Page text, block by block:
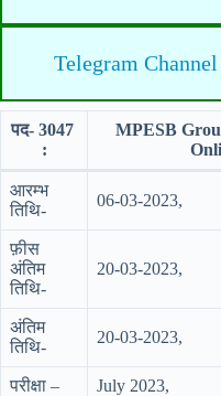
Telegram Channel
पद- 3047
:
MPESB
आरम्भ
तिथि-
06-03-2023,
फ़ीस
अंतिम
तिथि-
20-03-2023,
अंतिम
तिथि-
20-03-2023,
परीक्षा – July 2023,